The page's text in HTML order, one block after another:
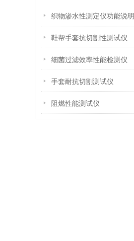
织物渗水性测定仪功能说明
鞋帮手套抗切割性测试仪
细菌过滤效率性能检测仪
手套耐抗切割测试仪
阻燃性能测试仪